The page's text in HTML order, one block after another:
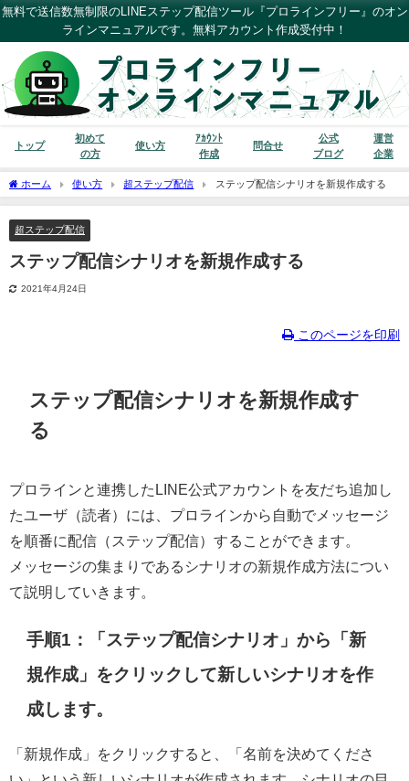
無料で送信数無制限のLINEステップ配信ツール『プロラインフリー』のオン
ラインマニュアルです。無料アカウント作成受付中！
トップ
初めて
の方
使い方
ｱｶｳﾝﾄ
作成
問合せ
公式
ブログ
運営
企業
ホーム 使い方 超ステップ配信 ステップ配信シナリオを新規作成する
超ステップ配信
ステップ配信シナリオを新規作成する
2021年4月24日
このページを印刷
ステップ配信シナリオを新規作成す
る
プロラインと連携したLINE公式アカウントを友だち追加し
たユーザ（読者）には、プロラインから自動でメッセージ
を順番に配信（ステップ配信）することができます。
メッセージの集まりであるシナリオの新規作成方法につい
て説明していきます。
手順1：「ステップ配信シナリオ」から「新
規作成」をクリックして新しいシナリオを作
成します。
「新規作成」をクリックすると、「名前を決めてくださ